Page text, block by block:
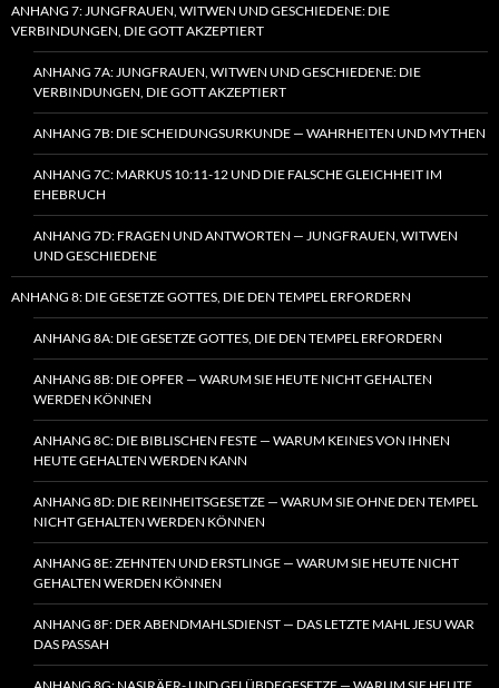
ANHANG 7: JUNGFRAUEN, WITWEN UND GESCHIEDENE: DIE
VERBINDUNGEN, DIE GOTT AKZEPTIERT
ANHANG 7A: JUNGFRAUEN, WITWEN UND GESCHIEDENE: DIE
VERBINDUNGEN, DIE GOTT AKZEPTIERT
ANHANG 7B: DIE SCHEIDUNGSURKUNDE — WAHRHEITEN UND MYTHEN
ANHANG 7C: MARKUS 10:11-12 UND DIE FALSCHE GLEICHHEIT IM
EHEBRUCH
ANHANG 7D: FRAGEN UND ANTWORTEN — JUNGFRAUEN, WITWEN
UND GESCHIEDENE
ANHANG 8: DIE GESETZE GOTTES, DIE DEN TEMPEL ERFORDERN
ANHANG 8A: DIE GESETZE GOTTES, DIE DEN TEMPEL ERFORDERN
ANHANG 8B: DIE OPFER — WARUM SIE HEUTE NICHT GEHALTEN
WERDEN KÖNNEN
ANHANG 8C: DIE BIBLISCHEN FESTE — WARUM KEINES VON IHNEN
HEUTE GEHALTEN WERDEN KANN
ANHANG 8D: DIE REINHEITSGESETZE — WARUM SIE OHNE DEN TEMPEL
NICHT GEHALTEN WERDEN KÖNNEN
ANHANG 8E: ZEHNTEN UND ERSTLINGE — WARUM SIE HEUTE NICHT
GEHALTEN WERDEN KÖNNEN
ANHANG 8F: DER ABENDMAHLSDIENST — DAS LETZTE MAHL JESU WAR
DAS PASSAH